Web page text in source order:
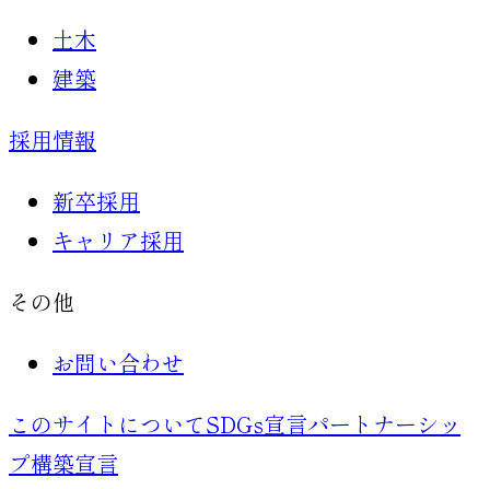
土木
建築
採用情報
新卒採用
キャリア採用
その他
お問い合わせ
このサイトについてSDGs宣言パートナーシッ
プ構築宣言